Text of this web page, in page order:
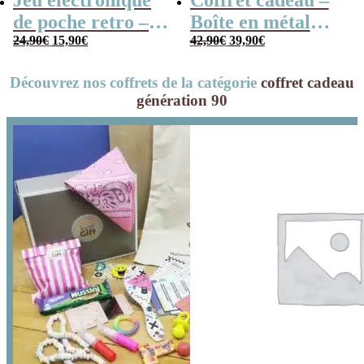
de poche retro –
Console vintage
24,90€ Le
prix
15,90€Le
prix
Boîte en métal
cassette –
années 80 – grand
coffret chocolat
original
42,90€ Le
prix
39,90€Le
prix
Découvrez nos coffrets de la catégorie coffret cadeau
génération 90